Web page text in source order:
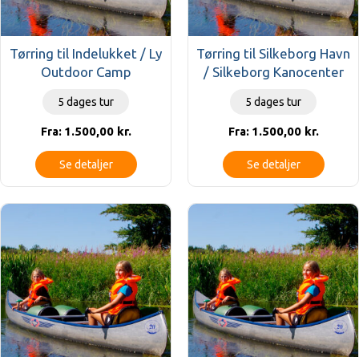
Tørring til Indelukket / Ly
Outdoor Camp
5 dages tur
Fra: 1.500,00 kr.
Se detaljer
Tørring til Silkeborg Havn
/ Silkeborg Kanocenter
5 dages tur
Fra: 1.500,00 kr.
Se detaljer